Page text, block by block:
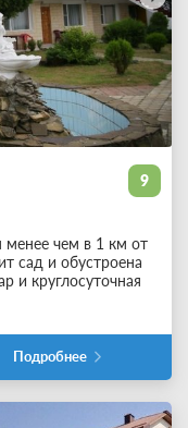
9
чем в 1 км от
сад и обустроена
и круглосуточная
Подробнее